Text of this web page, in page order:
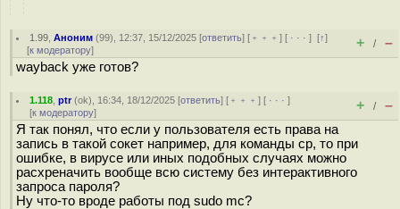
1.99 ,Аноним (99), 12:37, 15/12/2025 [ответить] [ ﹢﹢﹢] [ · · ·][↑]
[к модератору] + / –
wayback уже готов?
1.118 ,ptr(ok), 16:34, 18/12/2025 [ответить] [ ﹢﹢﹢] [ · · ·]
[к модератору] + / –
Я так понял, что если у пользователя есть права на
запись в такой сокет например, для команды cp, то при
ошибке, в вирусе или иных подобных случаях можно
расхреначить вообще всю систему без интерактивного
запроса пароля?
Ну что-то вроде работы под sudo mc?